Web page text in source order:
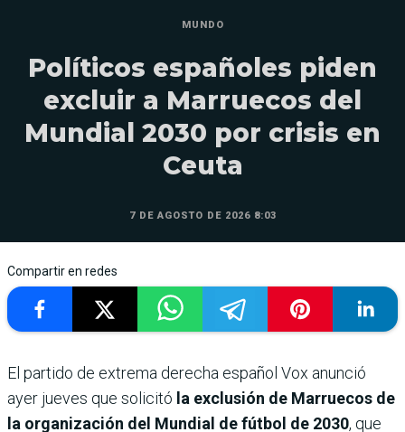
MUNDO
Políticos españoles piden
excluir a Marruecos del
Mundial 2030 por crisis en
Ceuta
7 DE AGOSTO DE 2026 8:03
Compartir en redes
El partido de extrema derecha español Vox anunció
ayer jueves que solicitó la exclusión de Marruecos de
la organización del Mundial de fútbol de 2030, que